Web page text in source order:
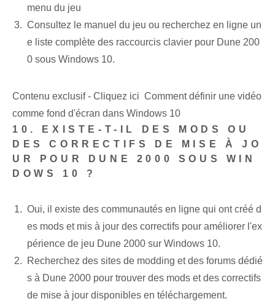
menu du jeu
Consultez le manuel du jeu ou recherchez en ligne un
e liste complète des raccourcis clavier pour Dune 200
0 sous Windows 10.
Contenu exclusif - Cliquez ici Comment définir une vidéo
comme fond d'écran dans Windows 10
10. EXISTE-T-IL DES MODS OU
DES CORRECTIFS DE MISE À JO
UR POUR DUNE 2000 SOUS WIN
DOWS 10 ?
Oui, il existe des communautés en ligne qui ont créé d
es mods et mis à jour des correctifs pour améliorer l'ex
périence de jeu Dune 2000 sur Windows 10.
Recherchez des sites de modding et des forums dédié
s à Dune 2000 pour trouver des mods et des correctifs
de mise à jour disponibles en téléchargement.